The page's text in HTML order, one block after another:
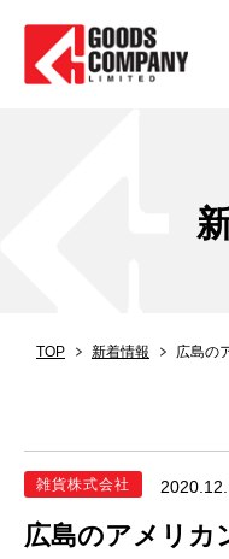
TOP 新着情報 広島の
雑貨株式会社
広島のアメリカ